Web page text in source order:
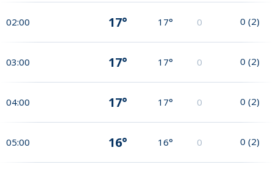
02:00 17° 17° 0 0 (2)
03:00 17° 17° 0 0 (2)
04:00 17° 17° 0 0 (2)
05:00 16° 16° 0 0 (2)